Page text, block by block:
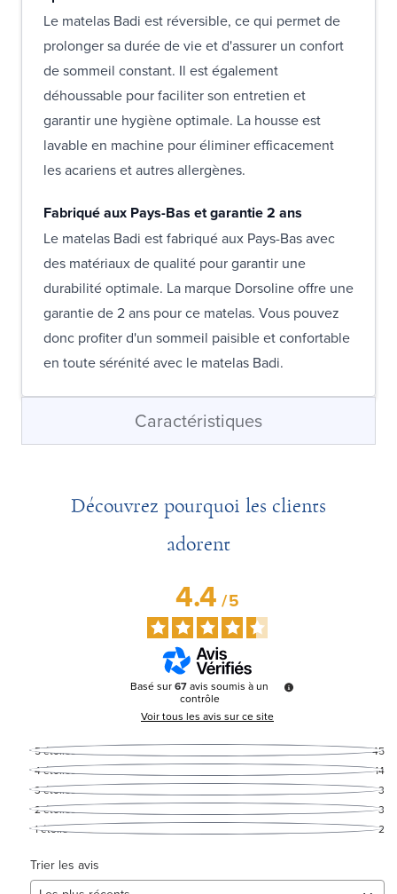
Le matelas Badi est réversible, ce qui permet de
prolonger sa durée de vie et d'assurer un confort
de sommeil constant. Il est également
déhoussable pour faciliter son entretien et
garantir une hygiène optimale. La housse est
lavable en machine pour éliminer efficacement
les acariens et autres allergènes.
Fabriqué aux Pays-Bas et garantie 2 ans
Le matelas Badi est fabriqué aux Pays-Bas avec
des matériaux de qualité pour garantir une
durabilité optimale. La marque Dorsoline offre une
garantie de 2 ans pour ce matelas. Vous pouvez
donc profiter d'un sommeil paisible et confortable
en toute sérénité avec le matelas Badi.
Caractéristiques
Découvrez pourquoi les clients
adorent
4.4/5
Basé sur67avis soumis à un
contrôle
Voir tous les avis sur ce site
5étoiles
45
4étoiles
14
3étoiles
3
2étoiles
3
1étoile 2
Trier les avis